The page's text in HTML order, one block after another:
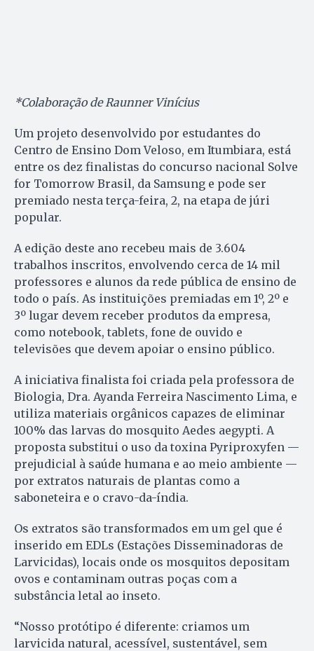
*Colaboração de Raunner Vinícius
Um projeto desenvolvido por estudantes do
Centro de Ensino Dom Veloso, em Itumbiara, está
entre os dez finalistas do concurso nacional Solve
for Tomorrow Brasil, da Samsung e pode ser
premiado nesta terça-feira, 2, na etapa de júri
popular.
A edição deste ano recebeu mais de 3.604
trabalhos inscritos, envolvendo cerca de 14 mil
professores e alunos da rede pública de ensino de
todo o país. As instituições premiadas em 1º, 2º e
3º lugar devem receber produtos da empresa,
como notebook, tablets, fone de ouvido e
televisões que devem apoiar o ensino público.
A iniciativa finalista foi criada pela professora de
Biologia, Dra. Ayanda Ferreira Nascimento Lima, e
utiliza materiais orgânicos capazes de eliminar
100% das larvas do mosquito Aedes aegypti. A
proposta substitui o uso da toxina Pyriproxyfen —
prejudicial à saúde humana e ao meio ambiente —
por extratos naturais de plantas como a
saboneteira e o cravo-da-índia.
Os extratos são transformados em um gel que é
inserido em EDLs (Estações Disseminadoras de
Larvicidas), locais onde os mosquitos depositam
ovos e contaminam outras poças com a
substância letal ao inseto.
“Nosso protótipo é diferente: criamos um
larvicida natural, acessível, sustentável, sem